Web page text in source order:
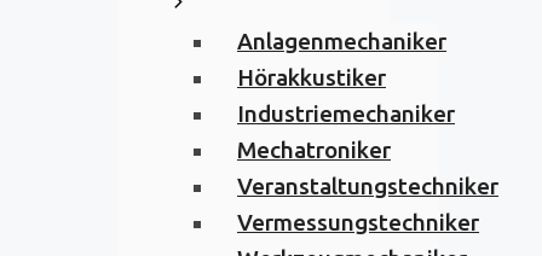
Anlagenmechaniker
Hörakkustiker
Industriemechaniker
Mechatroniker
Veranstaltungstechniker
Vermessungstechniker